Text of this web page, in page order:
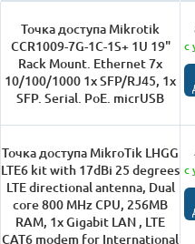
Точка доступа Mikrotik
CCR1009-7G-1C-1S+ 1U 19"
Rack Mount. Ethernet 7x
10/100/1000 1x SFP/RJ45, 1x
SFP. Serial. PoE. micrUSB
с
Точка доступа MikroTik LHGG
LTE6 kit with 17dBi 25 degrees
LTE directional antenna, Dual
core 800 MHz CPU, 256MB
RAM, 1x Gigabit LAN , LTE
CAT6 modem for International
с